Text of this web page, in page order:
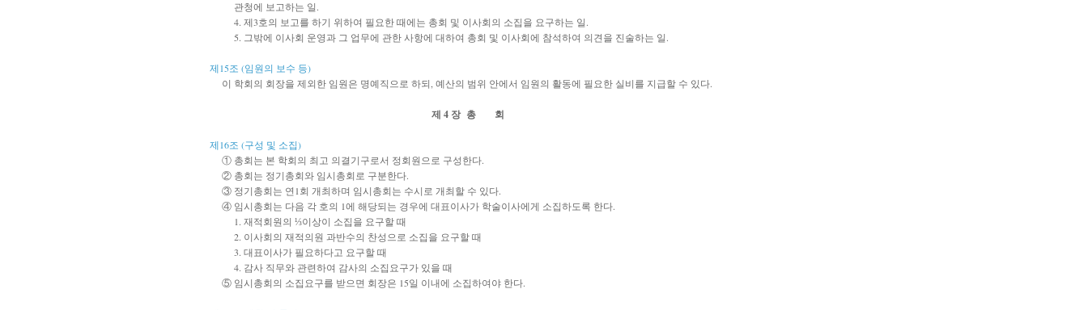
관청에 보고하는 일.
4. 제3호의 보고를 하기 위하여 필요한 때에는 총회 및 이사회의 소집을 요구하는 일.
5. 그밖에 이사회 운영과 그 업무에 관한 사항에 대하여 총회 및 이사회에 참석하여 의견을 진술하는 일.
제15조 (임원의 보수 등)
이 학회의 회장을 제외한 임원은 명예직으로 하되, 예산의 범위 안에서 임원의 활동에 필요한 실비를 지급할 수 있다.
제 4 장 총 회
제16조 (구성 및 소집)
① 총회는 본 학회의 최고 의결기구로서 정회원으로 구성한다.
② 총회는 정기총회와 임시총회로 구분한다.
③ 정기총회는 연1회 개최하며 임시총회는 수시로 개최할 수 있다.
④ 임시총회는 다음 각 호의 1에 해당되는 경우에 대표이사가 학술이사에게 소집하도록 한다.
1. 재적회원의 ⅓이상이 소집을 요구할 때
2. 이사회의 재적의원 과반수의 찬성으로 소집을 요구할 때
3. 대표이사가 필요하다고 요구할 때
4. 감사 직무와 관련하여 감사의 소집요구가 있을 때
⑤ 임시총회의 소집요구를 받으면 회장은 15일 이내에 소집하여야 한다.